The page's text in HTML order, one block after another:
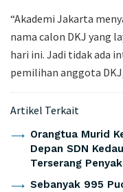
“Akademi Jakarta
nama calon DKJ yang
hari ini. Jadi tidak ada
pemilihan anggota
Artikel Terkait
Orangtua Murid
Depan SDN
Terserang
Sebanyak 995